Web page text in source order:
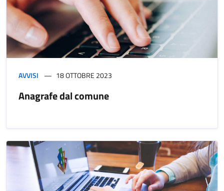
AVVISI 18 OTTOBRE 2023
Anagrafe dal comune